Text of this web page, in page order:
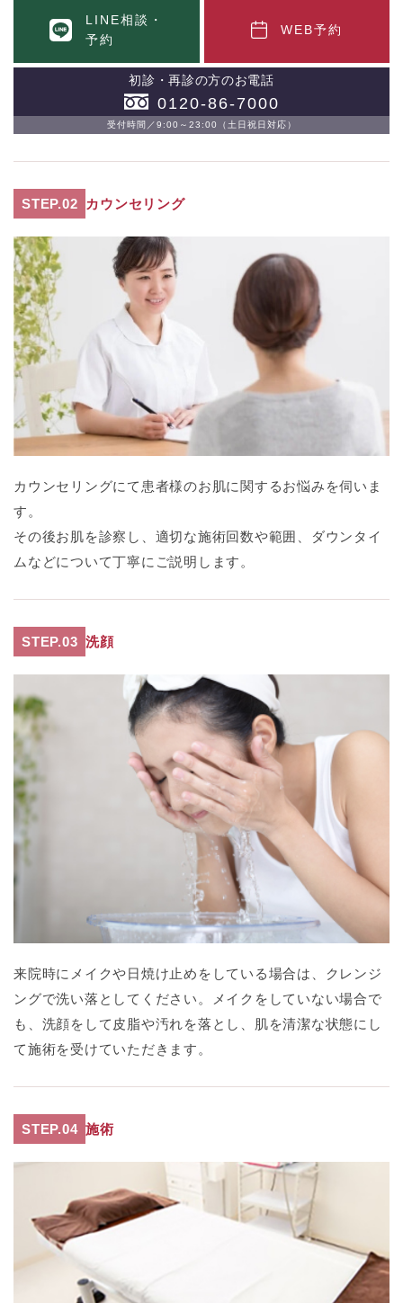
LINE相談・
予約
WEB予約
初診・再診の方のお電話
0120-86-7000
受付時間／9:00～23:00（土日祝日対応）
STEP.02 カウンセリング
カウンセリングにて患者様のお肌に関するお悩みを伺いま
す。
その後お肌を診察し、適切な施術回数や範囲、ダウンタイ
ムなどについて丁寧にご説明します。
STEP.03 洗顔
来院時にメイクや日焼け止めをしている場合は、クレンジ
ングで洗い落としてください。メイクをしていない場合で
も、洗顔をして皮脂や汚れを落とし、肌を清潔な状態にし
て施術を受けていただきます。
STEP.04 施術